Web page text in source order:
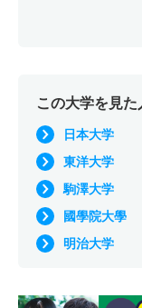
この大学を見
日本大学
東洋大学
駒澤大学
國學院大學
明治大学